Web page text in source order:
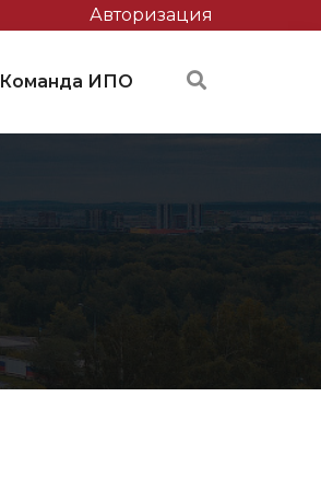
Авторизация
Команда ИПО